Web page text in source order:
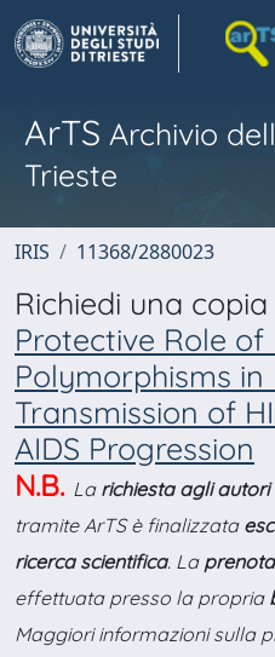
ArTS Archivio
Trieste
IRIS 11368/2880023
Richiedi una
Protective Role of
Polymorphisms
Transmission of
AIDS Progression
N.B. La richiesta agli autori
tramite ArTS è finalizzata
ricerca scientifica. La
effettuata presso la propria
Maggiori informazioni sulla